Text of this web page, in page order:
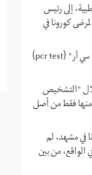
إلى رئيس
كورونا في
وأكد طوسي بحريني في رسالته أن الإحصائيات الرسمية للمرضى تضمنت فقط أولئك الذين تم إجراء اختبار"بي سي آر" (pcr test)
من خلال "التشخيص
السريري للأطباء" فقط، لكن الإحصائيات الرسمية تعتمد فقط على اختبارات "بي سي آر"، التي تم إجراء 1000 منها فقط من أصل
في مشهد، لم
من بين